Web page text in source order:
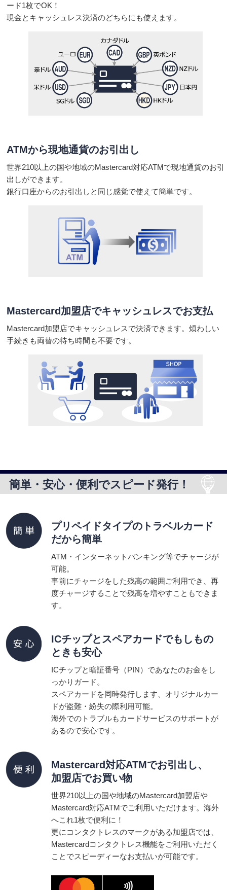
ード1枚でOK！
現金とキャッシュレス決済のどちらにも使えます。
ATMから現地通貨のお引出し
世界210以上の国や地域のMastercard対応ATMで現地通貨のお引
出しができます。
銀行口座からのお引出しと同じ感覚で使えて簡単です。
Mastercard加盟店でキャッシュレスでお支払
Mastercard加盟店でキャッシュレスで決済できます。煩わしい
手続きも両替の待ち時間も不要です。
簡単・安心・便利でスピード発行！
プリペイドタイプのトラベルカード
だから簡単
ATM・インターネットバンキング等でチャージが
可能。
事前にチャージをした残高の範囲ご利用でき、再
度チャージすることで残高を増やすこともできま
す。
ICチップとスペアカードでもしもの
ときも安心
ICチップと暗証番号（PIN）であなたのお金をし
っかりガード。
スペアカードを同時発行します、オリジナルカー
ドが盗難・紛失の際利用可能。
海外でのトラブルもカードサービスのサポートが
あるので安心です。
Mastercard対応ATMでお引出し、
加盟店でお買い物
世界210以上の国や地域のMastercard加盟店や
Mastercard対応ATMでご利用いただけます。海外
へこれ1枚で便利に！
更にコンタクトレスのマークがある加盟店では、
Mastercardコンタクトレス機能をご利用いただく
ことでスピーディーなお支払いが可能です。